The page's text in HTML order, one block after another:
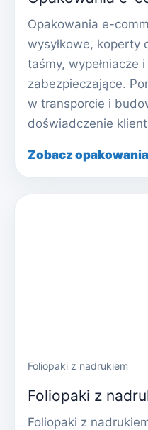
Opakowania e-
wysyłkowe, koperty
taśmy, wypełniacze i
zabezpieczające.
w transporcie i
doświadczenie
Zobacz
Foliopaki z nadrukiem
Foliopaki z
Foliopaki z